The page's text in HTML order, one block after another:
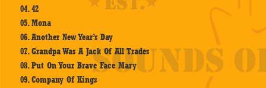
04. 42
05. Mona
06. Another New Year’s Day
07. Grandpa Was A Jack Of All Trades
08. Put On Your Brave Face Mary
09. Company Of Kings